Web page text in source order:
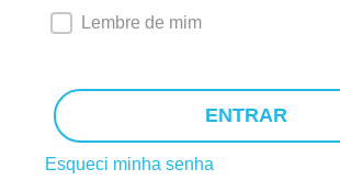
Lembre de mim
ENTRAR
Esqueci minha senha